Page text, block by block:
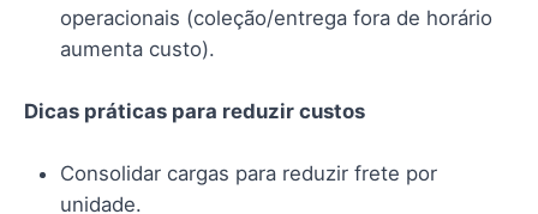
operacionais (coleção/entrega fora de horário
aumenta custo).
Dicas práticas para reduzir custos
Consolidar cargas para reduzir frete por
unidade.